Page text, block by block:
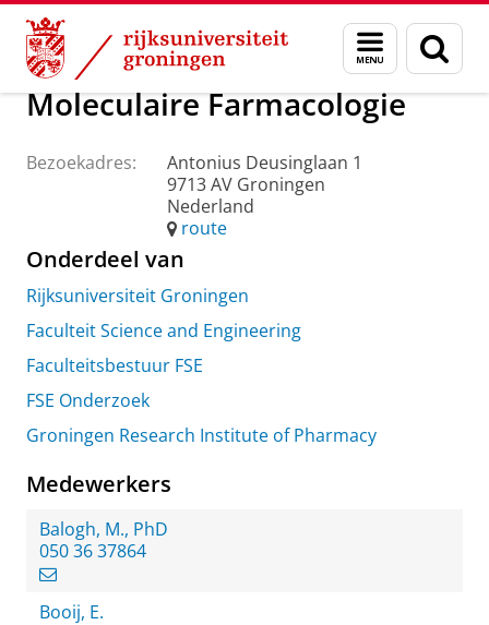
Skip
Content
Skip
Navigation
Menu
en
zoeken
Over ons Praktische zaken Waar vindt u ons
Moleculaire Farmacologie
Bezoekadres:
Antonius Deusinglaan 1
9713 AV Groningen
Nederland
route
Onderdeel van
Rijksuniversiteit Groningen
Faculteit Science and Engineering
Faculteitsbestuur FSE
FSE Onderzoek
Groningen Research Institute of Pharmacy
Medewerkers
Balogh, M., PhD
050 36 37864
Booij, E.